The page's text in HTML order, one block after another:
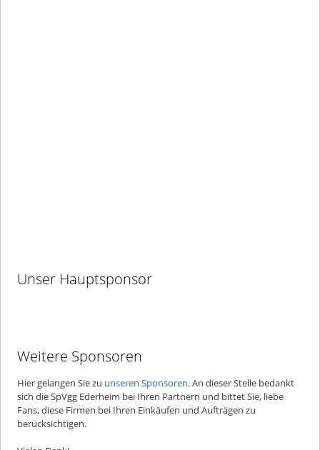
Unser Hauptsponsor
Weitere Sponsoren
Hier gelangen Sie zu unseren Sponsoren. An dieser Stelle bedankt
sich die SpVgg Ederheim bei Ihren Partnern und bittet Sie, liebe
Fans, diese Firmen bei Ihren Einkäufen und Aufträgen zu
berücksichtigen.